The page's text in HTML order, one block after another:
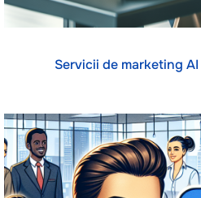
Servicii de marketing